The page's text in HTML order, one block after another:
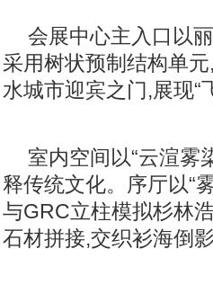
会展中心主入口以
采用树状预制结构单
水城市迎宾之门,展现“
室内空间以“云渲雾
释传统文化。序厅以“
与GRC立柱模拟杉林
石材拼接,交织衫海倒影